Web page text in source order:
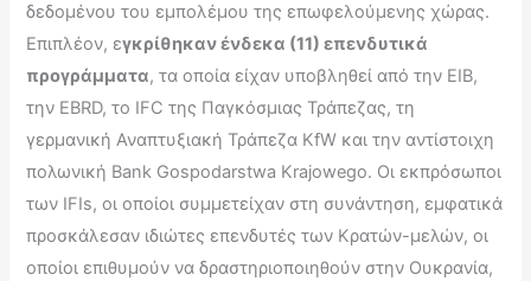
δεδομένου του εμπολέμου της επωφελούμενης χώρας.
Επιπλέον, εγκρίθηκαν ένδεκα (11) επενδυτικά
προγράμματα, τα οποία είχαν υποβληθεί από την EIB,
την EBRD, το IFC της Παγκόσμιας Τράπεζας, τη
γερμανική Αναπτυξιακή Τράπεζα KfW και την αντίστοιχη
πολωνική Bank Gospodarstwa Krajowego. Οι εκπρόσωποι
των IFIs, οι οποίοι συμμετείχαν στη συνάντηση, εμφατικά
προσκάλεσαν ιδιώτες επενδυτές των Κρατών-μελών, οι
οποίοι επιθυμούν να δραστηριοποιηθούν στην Ουκρανία,